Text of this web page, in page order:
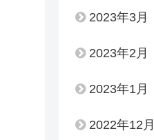
2023年3月
2023年2月
2023年1月
2022年12月